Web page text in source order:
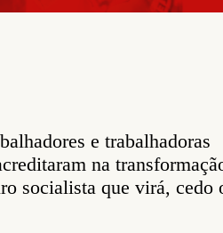
e trabalhadoras
na
socialista que virá, cedo